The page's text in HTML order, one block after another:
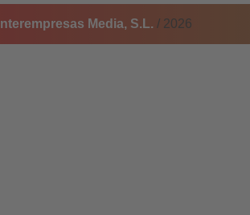
Interempresas Media, S.L. / 2026